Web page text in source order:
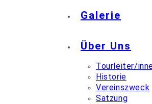
Galerie
Über Uns
Tourleiter/
Historie
Vereinszweck
Satzung